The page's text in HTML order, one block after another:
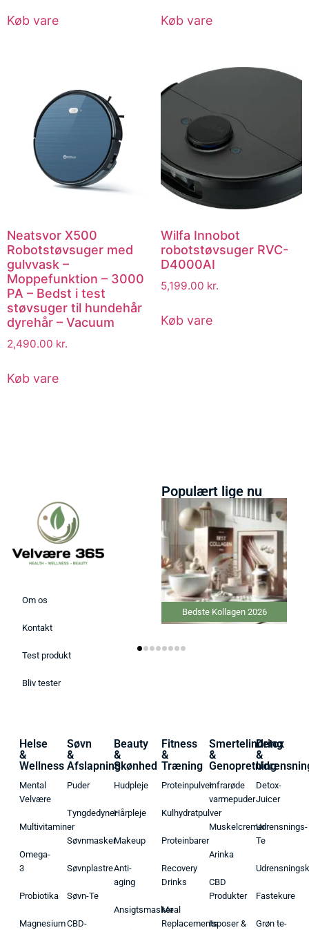
Køb vare Køb vare
Neatsvor X500
Robotstøvsuger med
gulvvask –
Moppefunktion – 3000
PA – Bedst i test
støvsuger til hundehår
dyrehår – Vacuum
2,490.00 kr.
Køb vare
Wilfa Innobot
robotstøvsuger RVC-
D4000AI
5,199.00 kr.
Køb vare
Om os
Kontakt
Test produkt
Bliv tester
Populært lige nu
Bedste Kollagen 2026
Bedste
Varmepude
Helse
&
Wellness
Mental
Velvære
Multivitaminer
Omega-
3
Probiotika
Magnesium
Søvn
&
Afslapning
Puder
Tyngdedyner
Søvnmasker
Søvnplastre
Søvn-Te
CBD-
Beauty
&
Skønhed
Hudpleje
Hårpleje
Makeup
Anti-
aging
Ansigtsmasker
Fitness
&
Træning
Proteinpulver
Kulhydratpulver
Proteinbarer
Recovery
Drinks
Meal
Replacements
Smertelindring
&
Genopretning
Infrarøde
varmepuder
Muskelcremer
Arinka
CBD
Produkter
Isposer &
Detox
&
Detox-
Juicer
Udrensnings-
Te
Fastekure
Grøn te-